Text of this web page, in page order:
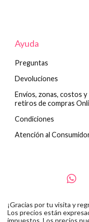
Ayuda
Preguntas
Devoluciones
Envíos, zonas, costos y
retiros de compras
Condiciones
Atención al
¡Gracias por tu visita y
Los precios están
impuestos. Los precios